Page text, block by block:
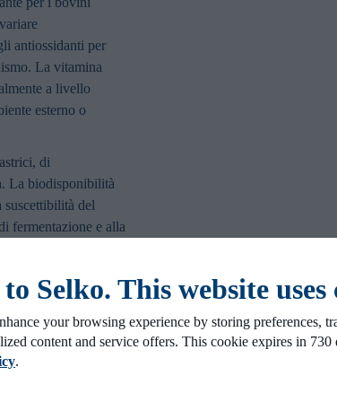
Selko. This website uses
your browsing experience by storing preferences,
content and service offers. This cookie expires in
.
antiossidanti per
La vitamina
a livello
esterno o
di
La biodisponibilità
suscettibilità del
fermentazione e alla
motivo, Selko
parzialmente la
polifenoli
Selko AOmix
che la
di vitamina E
2).